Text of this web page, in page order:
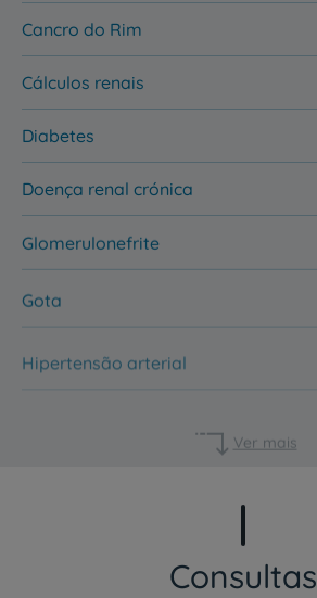
Cancro do Rim
Cálculos renais
Diabetes
Doença renal crónica
Glomerulonefrite
Gota
Consultas